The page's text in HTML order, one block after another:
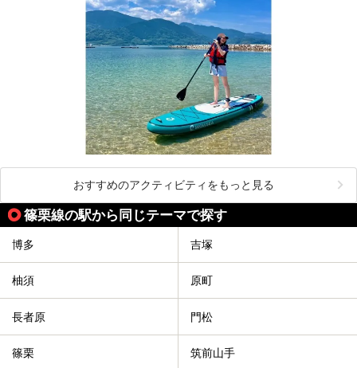
おすすめのアクティビティをもっと見る
篠栗線の駅から同じテーマで探す
博多 吉塚
柚須 原町
長者原 門松
篠栗 筑前山手